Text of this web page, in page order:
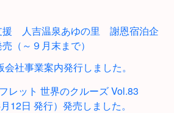
援 人吉温泉あゆの里 謝恩宿泊企
（～９月末まで）
社事業案内発行しました。
レット 世界のクルーズ Vol.83
12日 発行）発売しました。